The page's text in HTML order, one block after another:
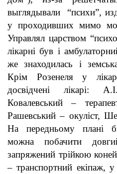
выглядывали “психи”,
у проходивших мимо
Управлял царством
лікарні був і
же знаходилась і
Крім Розенеля у
досвідчені лікарі:
Ковалевський –
Рашевський – окуліст,
На передньому плані
можна побачити
запряжений трійкою
– транспортний екіпаж,